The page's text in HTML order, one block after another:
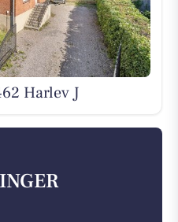
Harlev J